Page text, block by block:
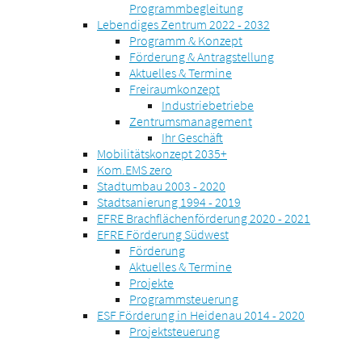
Programmbegleitung
Lebendiges Zentrum 2022 - 2032
Programm & Konzept
Förderung & Antragstellung
Aktuelles & Termine
Freiraumkonzept
Industriebetriebe
Zentrumsmanagement
Ihr Geschäft
Mobilitätskonzept 2035+
Kom.EMS zero
Stadtumbau 2003 - 2020
Stadtsanierung 1994 - 2019
EFRE Brachflächenförderung 2020 - 2021
EFRE Förderung Südwest
Förderung
Aktuelles & Termine
Projekte
Programmsteuerung
ESF Förderung in Heidenau 2014 - 2020
Projektsteuerung